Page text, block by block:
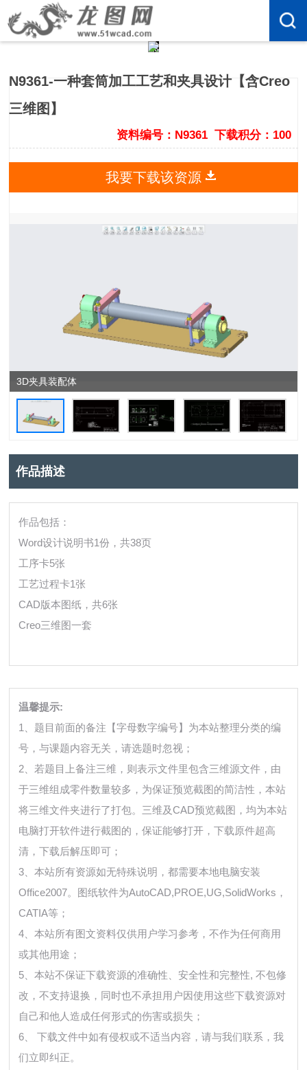
N9361-一种套筒加工工艺和夹具设计【含Creo
三维图】
下载积分：100
资料编号：N9361
我要下载该资源
3D夹具装配体
作品描述
作品包括：
Word设计说明书1份，共38页
工序卡5张
工艺过程卡1张
CAD版本图纸，共6张
Creo三维图一套
温馨提示:
1、题目前面的备注【字母数字编号】为本站整理分类的编
号，与课题内容无关，请选题时忽视；
2、若题目上备注三维，则表示文件里包含三维源文件，由
于三维组成零件数量较多，为保证预览截图的简洁性，本站
将三维文件夹进行了打包。三维及CAD预览截图，均为本站
电脑打开软件进行截图的，保证能够打开，下载原件超高
清，下载后解压即可；
3、本站所有资源如无特殊说明，都需要本地电脑安装
Office2007。图纸软件为AutoCAD,PROE,UG,SolidWorks，
CATIA等；
4、本站所有图文资料仅供用户学习参考，不作为任何商用
或其他用途；
5、本站不保证下载资源的准确性、安全性和完整性, 不包修
改，不支持退换，同时也不承担用户因使用这些下载资源对
自己和他人造成任何形式的伤害或损失；
6、 下载文件中如有侵权或不适当内容，请与我们联系，我
们立即纠正。